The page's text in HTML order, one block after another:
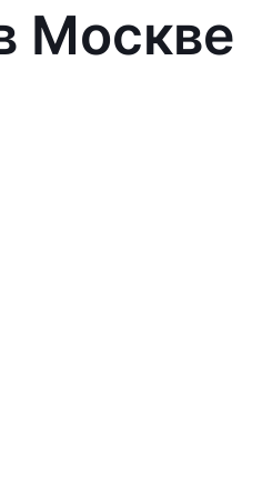
Москве